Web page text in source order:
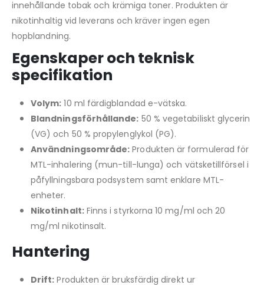
innehållande tobak och krämiga toner. Produkten är
nikotinhaltig vid leverans och kräver ingen egen
hopblandning.
Egenskaper och teknisk
specifikation
Volym: 10 ml färdigblandad e-vätska.
Blandningsförhållande: 50 % vegetabiliskt glycerin
(VG) och 50 % propylenglykol (PG).
Användningsområde: Produkten är formulerad för
MTL-inhalering (mun-till-lunga) och vätsketillförsel i
påfyllningsbara podsystem samt enklare MTL-
enheter.
Nikotinhalt:Finns i styrkorna 10 mg/ml och 20
mg/ml nikotinsalt.
Hantering
Drift: Produkten är bruksfärdig direkt ur